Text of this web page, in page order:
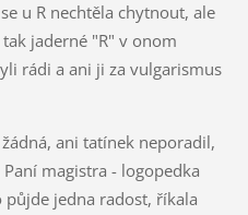
u R nechtěla chytnout, ale
jaderné "R" v onom
rádi a ani ji za vulgarismus
ani tatínek neporadil,
magistra - logopedka
jedna radost, říkala